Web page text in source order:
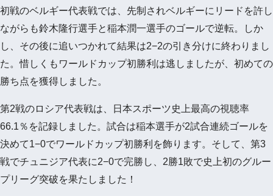
初戦のベルギー代表戦では、先制されベルギーにリードを許し
ながらも鈴木隆行選手と稲本潤一選手のゴールで逆転。しか
し、その後に追いつかれて結果は2−2の引き分けに終わりまし
た。惜しくもワールドカップ初勝利は逃しましたが、初めての
勝ち点を獲得しました。
第2戦のロシア代表戦は、日本スポーツ史上最高の視聴率
66.1％を記録しました。試合は稲本選手が2試合連続ゴールを
決めて1−0でワールドカップ初勝利を飾ります。そして、第3
戦でチュニジア代表に2−0で完勝し、2勝1敗で史上初のグルー
プリーグ突破を果たしました！